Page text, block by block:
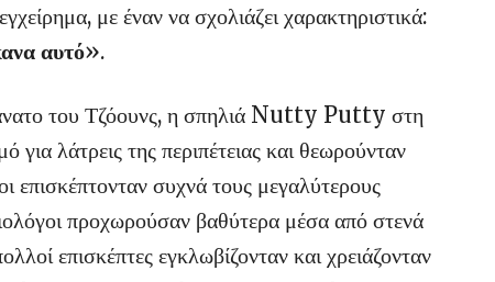
με έναν να σχολιάζει χαρακτηριστικά:
αυτό».
του Τζόουνς, η σπηλιά Nutty Putty στη
λάτρεις της περιπέτειας και θεωρούνταν
συχνά τους μεγαλύτερους
προχωρούσαν βαθύτερα μέσα από στενά
επισκέπτες εγκλωβίζονταν και χρειάζονταν